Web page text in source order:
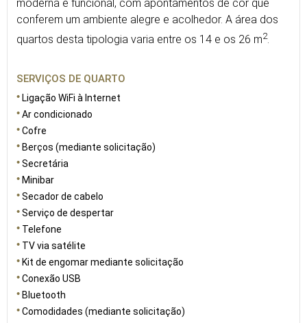
moderna e funcional, com apontamentos de cor que
conferem um ambiente alegre e acolhedor. A área dos
quartos desta tipologia varia entre os 14 e os 26 m2.
SERVIÇOS DE QUARTO
Ligação WiFi à Internet
Ar condicionado
Cofre
Berços (mediante solicitação)
Secretária
Minibar
Secador de cabelo
Serviço de despertar
Telefone
TV via satélite
Kit de engomar mediante solicitação
Conexão USB
Bluetooth
Comodidades (mediante solicitação)